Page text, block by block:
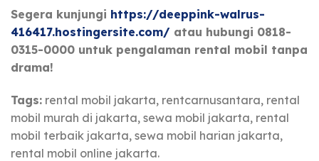
Segera kunjungi https://deeppink-walrus-
416417.hostingersite.com/ atau hubungi 0818-
0315-0000 untuk pengalaman rental mobil tanpa
drama!
Tags: rental mobil jakarta, rentcarnusantara, rental
mobil murah di jakarta, sewa mobil jakarta, rental
mobil terbaik jakarta, sewa mobil harian jakarta,
rental mobil online jakarta.